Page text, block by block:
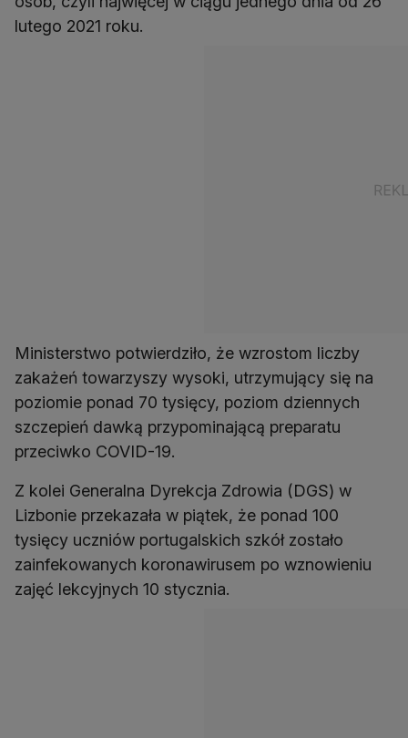
lutego 2021 roku.
Ministerstwo potwierdziło, że wzrostom liczby
zakażeń towarzyszy wysoki, utrzymujący się na
poziomie ponad 70 tysięcy, poziom dziennych
szczepień dawką przypominającą preparatu
przeciwko COVID-19.
Z kolei Generalna Dyrekcja Zdrowia (DGS) w
Lizbonie przekazała w piątek, że ponad 100
tysięcy uczniów portugalskich szkół zostało
zainfekowanych koronawirusem po wznowieniu
zajęć lekcyjnych 10 stycznia.